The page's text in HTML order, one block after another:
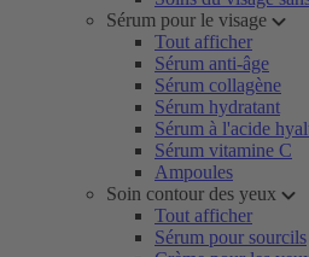
Sérum pour le visage
Tout afficher
Sérum anti-âge
Sérum collagène
Sérum hydratant
Sérum à l'acide
Sérum vitamine C
Ampoules
Soin contour des yeux
Tout afficher
Sérum pour sourcils